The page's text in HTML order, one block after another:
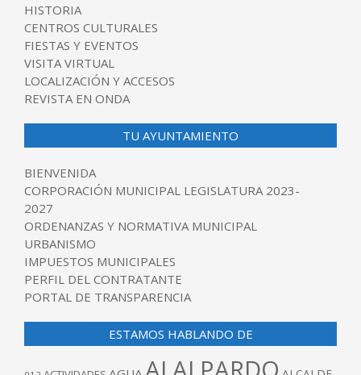
HISTORIA
CENTROS CULTURALES
FIESTAS Y EVENTOS
VISITA VIRTUAL
LOCALIZACIÓN Y ACCESOS
REVISTA EN ONDA
TU AYUNTAMIENTO
BIENVENIDA
CORPORACIÓN MUNICIPAL LEGISLATURA 2023-
2027
ORDENANZAS Y NORMATIVA MUNICIPAL
URBANISMO
IMPUESTOS MUNICIPALES
PERFIL DEL CONTRATANTE
PORTAL DE TRANSPARENCIA
ESTAMOS HABLANDO DE